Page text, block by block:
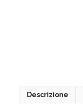
Descrizione